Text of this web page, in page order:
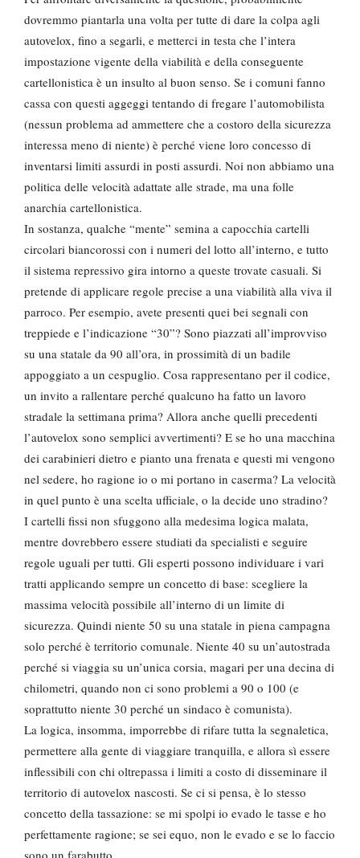
dovremmo piantarla una volta per tutte di dare la colpa agli
autovelox, fino a segarli, e metterci in testa che l’intera
impostazione vigente della viabilità e della conseguente
cartellonistica è un insulto al buon senso. Se i comuni fanno
cassa con questi aggeggi tentando di fregare l’automobilista
(nessun problema ad ammettere che a costoro della sicurezza
interessa meno di niente) è perché viene loro concesso di
inventarsi limiti assurdi in posti assurdi. Noi non abbiamo una
politica delle velocità adattate alle strade, ma una folle
anarchia cartellonistica.
In sostanza, qualche “mente” semina a capocchia cartelli
circolari biancorossi con i numeri del lotto all’interno, e tutto
il sistema repressivo gira intorno a queste trovate casuali. Si
pretende di applicare regole precise a una viabilità alla viva il
parroco. Per esempio, avete presenti quei bei segnali con
treppiede e l’indicazione “30”? Sono piazzati all’improvviso
su una statale da 90 all’ora, in prossimità di un badile
appoggiato a un cespuglio. Cosa rappresentano per il codice,
un invito a rallentare perché qualcuno ha fatto un lavoro
stradale la settimana prima? Allora anche quelli precedenti
l’autovelox sono semplici avvertimenti? E se ho una macchina
dei carabinieri dietro e pianto una frenata e questi mi vengono
nel sedere, ho ragione io o mi portano in caserma? La velocità
in quel punto è una scelta ufficiale, o la decide uno stradino?
I cartelli fissi non sfuggono alla medesima logica malata,
mentre dovrebbero essere studiati da specialisti e seguire
regole uguali per tutti. Gli esperti possono individuare i vari
tratti applicando sempre un concetto di base: scegliere la
massima velocità possibile all’interno di un limite di
sicurezza. Quindi niente 50 su una statale in piena campagna
solo perché è territorio comunale. Niente 40 su un’autostrada
perché si viaggia su un’unica corsia, magari per una decina di
chilometri, quando non ci sono problemi a 90 o 100 (e
soprattutto niente 30 perché un sindaco è comunista).
La logica, insomma, imporrebbe di rifare tutta la segnaletica,
permettere alla gente di viaggiare tranquilla, e allora sì essere
inflessibili con chi oltrepassa i limiti a costo di disseminare il
territorio di autovelox nascosti. Se ci si pensa, è lo stesso
concetto della tassazione: se mi spolpi io evado le tasse e ho
perfettamente ragione; se sei equo, non le evado e se lo faccio
sono un farabutto.